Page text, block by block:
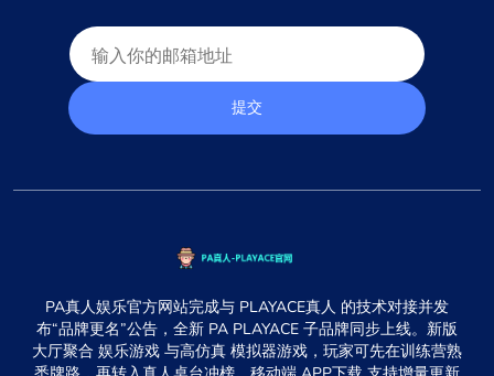
提交
PA真人娱乐官方网站完成与 PLAYACE真人 的技术对接并发
布“品牌更名”公告，全新 PA PLAYACE 子品牌同步上线。新版
大厅聚合 娱乐游戏 与高仿真 模拟器游戏，玩家可先在训练营熟